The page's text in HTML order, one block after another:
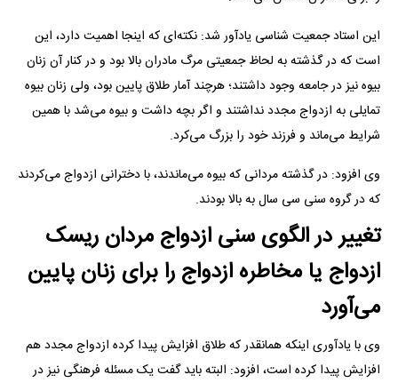
این استاد جمعیت شناسی یادآور شد: نکته‌ای که اینجا اهمیت دارد، این
است که در گذشته به لحاظ جمعیتی مرگ مادران بالا بود و در کنار آن زنان
بیوه نیز در جامعه وجود داشتند؛ هرچند آمار طلاق پایین بود، ولی زنان بیوه
تمایلی به ازدواج مجدد نداشتند و اگر بچه داشت و بیوه می‌شد با همین
شرایط می‌ماند و فرزند خود را بزرگ می‌کرد.
وی افزود: در گذشته مردانی که بیوه می‌ماندند، با دخترانی ازدواج می‌کردند
که در گروه سنی سی سال به بالا بودند.
تغییر در الگوی سنی ازدواج مردان ریسک
ازدواج یا مخاطره ازدواج را برای زنان پایین
می‌آورد
وی با یادآوری اینکه همانقدر که طلاق افزایش پیدا کرده ازدواج مجدد هم
افزایش پیدا کرده است، افزود: البته باید گفت یک مسئله فرهنگی نیز در